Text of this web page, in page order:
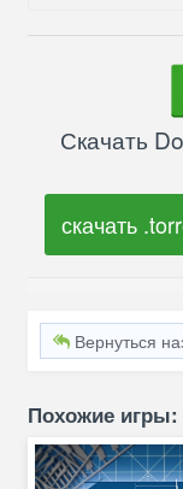
Скачать
скачать
Вернуться
Похожие игры: